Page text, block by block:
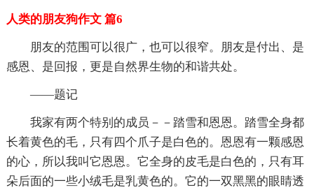
人类的朋友狗作文 篇6
朋友的范围可以很广，也可以很窄。朋友是付出、是
感恩、是回报，更是自然界生物的和谐共处。
——题记
我家有两个特别的成员－－踏雪和恩恩。踏雪全身都
长着黄色的毛，只有四个爪子是白色的。恩恩有一颗感恩
的心，所以我叫它恩恩。它全身的皮毛是白色的，只有耳
朵后面的一些小绒毛是乳黄色的。它的一双黑黑的眼睛透